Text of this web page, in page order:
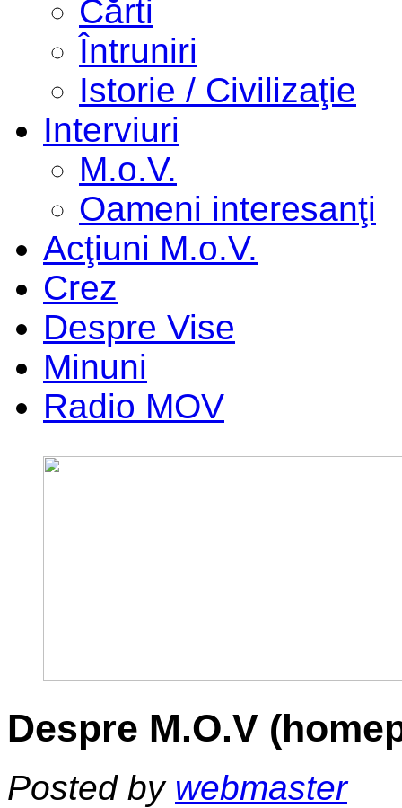
Cărti
Întruniri
Istorie / Civilizaţie
Interviuri
M.o.V.
Oameni interesanţi
Acţiuni M.o.V.
Crez
Despre Vise
Minuni
Radio MOV
Despre M.O.V
Posted by webmaster